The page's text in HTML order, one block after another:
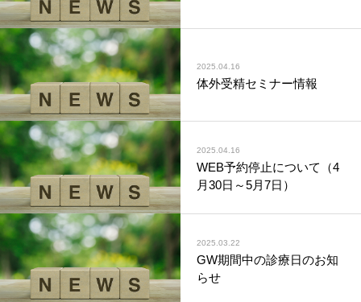
2025.04.16
体外受精セミナー情報
2025.04.16
WEB予約停止について（4
月30日～5月7日）
2025.03.22
GW期間中の診療日のお知
らせ